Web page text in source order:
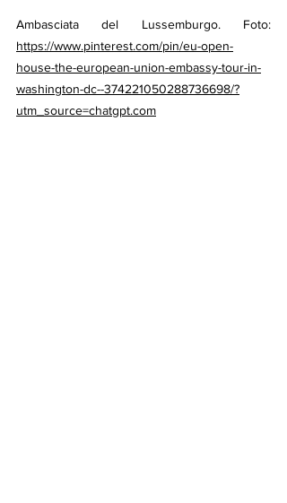
Ambasciata del Lussemburgo. Foto:
https://www.pinterest.com/pin/eu-open-
house-the-european-union-embassy-tour-in-
washington-dc--374221050288736698/?
utm_source=chatgpt.com